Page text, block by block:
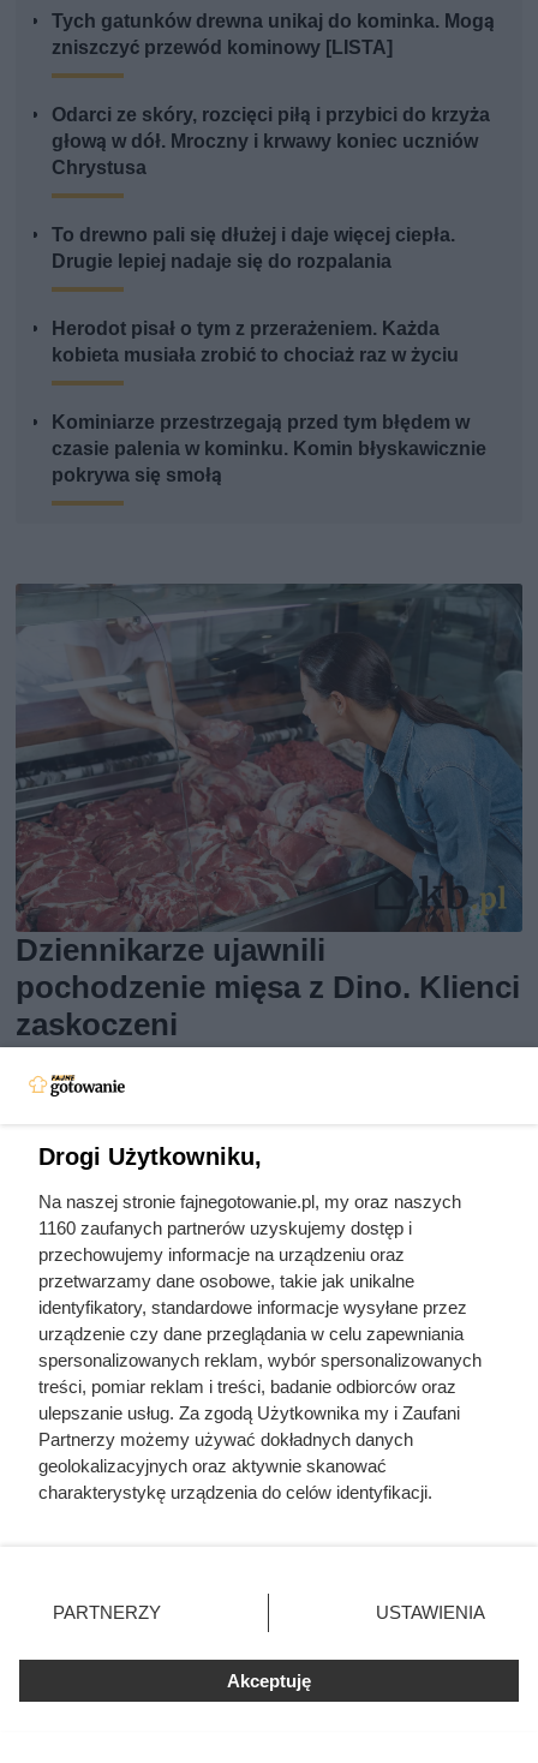
Tych gatunków drewna unikaj do kominka. Mogą
zniszczyć przewód kominowy [LISTA]
Odarci ze skóry, rozcięci piłą i przybici do krzyża
głową w dół. Mroczny i krwawy koniec uczniów
Chrystusa
To drewno pali się dłużej i daje więcej ciepła.
Drugie lepiej nadaje się do rozpalania
Herodot pisał o tym z przerażeniem. Każda
kobieta musiała zrobić to chociaż raz w życiu
Kominiarze przestrzegają przed tym błędem w
czasie palenia w kominku. Komin błyskawicznie
pokrywa się smołą
Dziennikarze ujawnili
pochodzenie mięsa z Dino. Klienci
zaskoczeni
Doprowadził do śmierci większej
liczby ludzi niż Hitler i Stalin
razem wzięci. Mimo to czczą go
Drogi Użytkowniku,
Na naszej stronie fajnegotowanie.pl, my oraz naszych
1160 zaufanych partnerów uzyskujemy dostęp i
przechowujemy informacje na urządzeniu oraz
przetwarzamy dane osobowe, takie jak unikalne
identyfikatory, standardowe informacje wysyłane przez
urządzenie czy dane przeglądania w celu zapewniania
spersonalizowanych reklam, wybór spersonalizowanych
treści, pomiar reklam i treści, badanie odbiorców oraz
ulepszanie usług. Za zgodą Użytkownika my i Zaufani
Partnerzy możemy używać dokładnych danych
geolokalizacyjnych oraz aktywnie skanować
charakterystykę urządzenia do celów identyfikacji.
zmienić/wycofać klikając przycisk ustawień prywatności
znajdujący się w lewym dolnym rogu strony
rodzaje przetwarzania danych nie wymagają zgody
użytkownika, ale masz prawo sprzeciwić się takiemu
przetwarzaniu. Preferencje będą miały zastosowania tylko
PARTNERZY USTAWIENIA
Akceptuję